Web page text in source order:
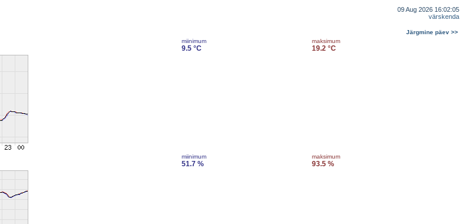
09 Aug 2026 16:02:05
värskenda
Järgmine päev >>
miinimum
9.5 °C
maksimum
19.2 °C
miinimum
51.7 %
maksimum
93.5 %